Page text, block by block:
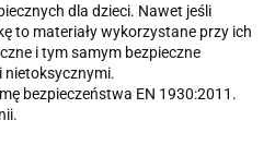
dla dzieci. Nawet jeśli
to materiały wykorzystane przy ich
i tym samym bezpieczne
nietoksycznymi.
bezpieczeństwa EN 1930:2011.